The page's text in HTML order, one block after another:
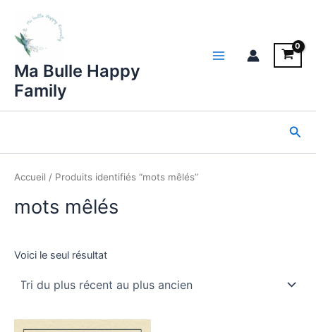
contenu
Ma Bulle Happy
Family
Accueil / Produits identifiés “mots mêlés”
mots mêlés
Voici le seul résultat